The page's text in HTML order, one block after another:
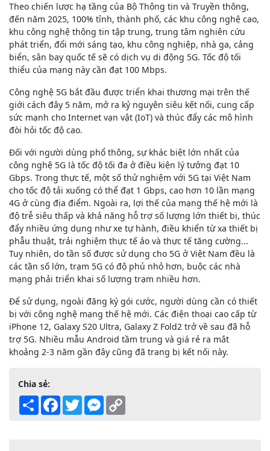
Theo chiến lược hạ tầng của Bộ Thông tin và Truyền thông,
đến năm 2025, 100% tỉnh, thành phố, các khu công nghệ cao,
khu công nghệ thông tin tập trung, trung tâm nghiên cứu
phát triển, đổi mới sáng tạo, khu công nghiệp, nhà ga, cảng
biển, sân bay quốc tế sẽ có dịch vụ di động 5G. Tốc độ tối
thiểu của mạng này cần đạt 100 Mbps.
Công nghệ 5G bắt đầu được triển khai thương mại trên thế
giới cách đây 5 năm, mở ra kỷ nguyên siêu kết nối, cung cấp
sức mạnh cho Internet vạn vật (IoT) và thúc đẩy các mô hình
đòi hỏi tốc độ cao.
Đối với người dùng phổ thông, sự khác biệt lớn nhất của
công nghệ 5G là tốc độ tối đa ở điều kiện lý tưởng đạt 10
Gbps. Trong thực tế, một số thử nghiệm với 5G tại Việt Nam
cho tốc độ tải xuống có thể đạt 1 Gbps, cao hơn 10 lần mạng
4G ở cùng địa điểm. Ngoài ra, lợi thế của mạng thế hệ mới là
độ trễ siêu thấp và khả năng hỗ trợ số lượng lớn thiết bị, thúc
đẩy nhiều ứng dụng như xe tự hành, điều khiển từ xa thiết bị
phẫu thuật, trải nghiệm thực tế ảo và thực tế tăng cường...
Tuy nhiên, do tần số được sử dụng cho 5G ở Việt Nam đều là
các tần số lớn, trạm 5G có độ phủ nhỏ hơn, buộc các nhà
mạng phải triển khai số lượng trạm nhiều hơn.
Để sử dụng, ngoài đăng ký gói cước, người dùng cần có thiết
bị với công nghệ mạng thế hệ mới. Các điện thoại cao cấp từ
iPhone 12, Galaxy S20 Ultra, Galaxy Z Fold2 trở về sau đã hỗ
trợ 5G. Nhiều mẫu Android tầm trung và giá rẻ ra mắt
khoảng 2-3 năm gần đây cũng đã trang bị kết nối này.
Chia sẻ:
Share Facebook
TwitterMessenger